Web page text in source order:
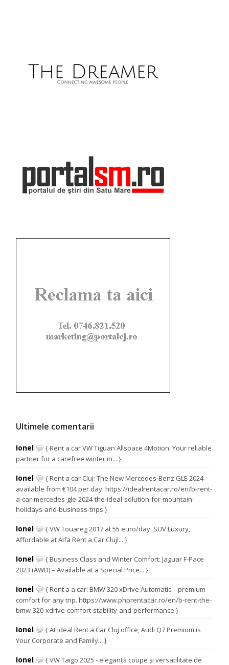
Ultimele comentarii
Ionel
{ Rent a car VW Tiguan Allspace 4Motion: Your reliable
partner for a carefree winter in... }
Ionel
{ Rent a car Cluj: The New Mercedes-Benz GLE 2024
available from €104 per day. https://idealrentacar.ro/en/b-rent-
a-car-mercedes-gle-2024-the-ideal-solution-for-mountain-
holidays-and-business-trips }
Ionel
{ VW Touareg 2017 at 55 euro/day: SUV Luxury,
Affordable at Alfa Rent a Car Cluj!... }
Ionel
{ Business Class and Winter Comfort: Jaguar F-Pace
2023 (AWD) – Available at a Special Price... }
Ionel
{ Rent a a car: BMW 320 xDrive Automatic – premium
comfort for any trip. https://www.phprentacar.ro/en/b-rent-the-
bmw-320-xdrive-comfort-stability-and-performance }
Ionel
{ At Ideal Rent a Car Cluj office, Audi Q7 Premium is
Your Corporate and Family... }
Ionel
{ VW Taigo 2025 - eleganță coupe și versatilitate de